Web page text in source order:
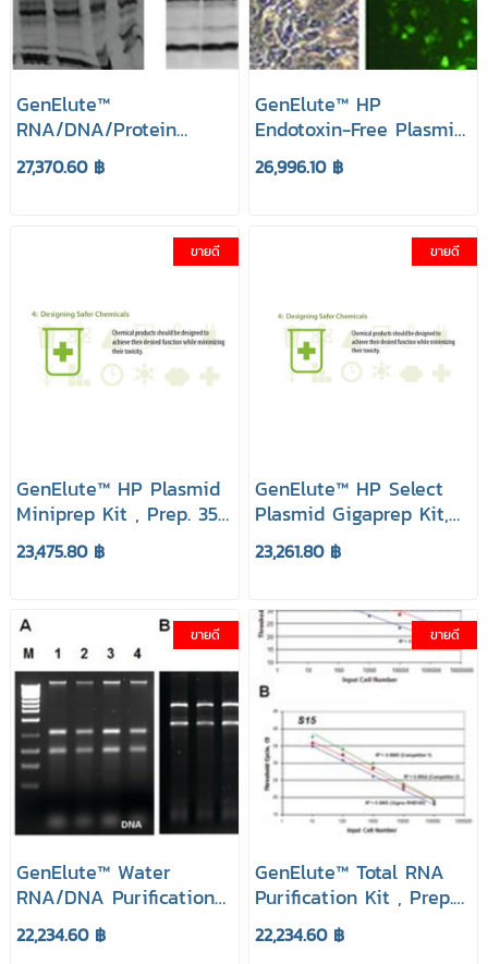
GenElute™
RNA/DNA/Protein
Purification Plus Kit,
Prep. 50 ยี่ห้อ GenElute
27,370.60 ฿
GenElute™ HP
Endotoxin-Free Plasmid
Maxiprep Kit, Prep. 25
ยี่ห้อ GenElute Sigma
26,996.10 ฿
ขายดี
GenElute™ HP Plasmid
Miniprep Kit , Prep. 350
ยี่ห้อ GenElute Sigma
Aldrich
23,475.80 ฿
ขายดี
GenElute™ HP Select
Plasmid Gigaprep Kit,
Prep. 5 ยี่ห้อ GenElute
Sigma Aldrich
23,261.80 ฿
ขายดี
GenElute™ Water
RNA/DNA Purification
Kit - 0.45 μm, Prep. 25
ยี่ห้อ GenElute Sigma
22,234.60 ฿
ขายดี
GenElute™ Total RNA
Purification Kit , Prep.
100 ยี่ห้อ GenElute
Sigma Aldrich
22,234.60 ฿